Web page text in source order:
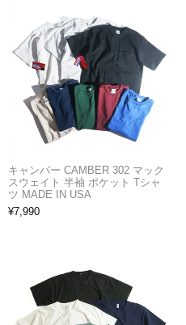
キャンバー CAMBER 302 マック
スウェイト 半袖 ポケット Tシャ
ツ MADE IN USA
¥7,990